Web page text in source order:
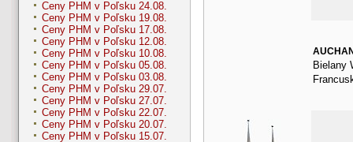
Ceny PHM v Poľsku 24.08.
Ceny PHM v Poľsku 19.08.
Ceny PHM v Poľsku 17.08.
Ceny PHM v Poľsku 12.08.
Ceny PHM v Poľsku 10.08.
Ceny PHM v Poľsku 05.08.
Ceny PHM v Poľsku 03.08.
Ceny PHM v Poľsku 29.07.
Ceny PHM v Poľsku 27.07.
Ceny PHM v Poľsku 22.07.
Ceny PHM v Poľsku 20.07.
Ceny PHM v Poľsku 15.07.
Bielany